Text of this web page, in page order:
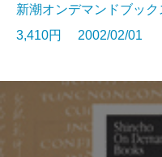
新潮オンデマンドブッ
3,410円 2002/02/01